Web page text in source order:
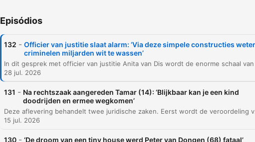
00:01:05
00:43:52 Introductie Anita van Dis
00:44:16
Het teruggeven van goederen aan de
Clique num capítulo para ir diretamente ao momento no episódio.
Destaques
Episódios
132 - Officier van justitie slaat alarm: ‘Via deze simpele constructies
criminelen miljarden wit te wassen’
28 jul. 2026
131 - Na rechtszaak aangereden Tamar (14): ‘Blijkbaar kan je een kind
doodrijden en ermee wegkomen’
15 jul. 2026
130 - ‘De droom van een tiny house werd Peter van Dongen (68) fataal’